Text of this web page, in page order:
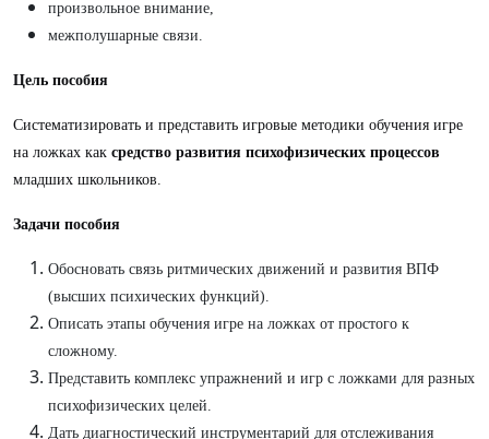
произвольное внимание,
межполушарные связи.
Цель пособия
Систематизировать и представить игровые методики обучения игре
на ложках как средство развития психофизических процессов
младших школьников.
Задачи пособия
Обосновать связь ритмических движений и развития ВПФ
(высших психических функций).
Описать этапы обучения игре на ложках от простого к
сложному.
Представить комплекс упражнений и игр с ложками для разных
психофизических целей.
Дать диагностический инструментарий для отслеживания